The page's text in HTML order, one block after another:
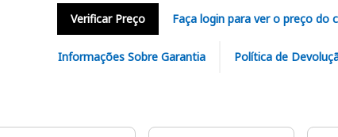
Verificar Preço Faça login para ver o preço do
Informações Sobre Garantia Política de